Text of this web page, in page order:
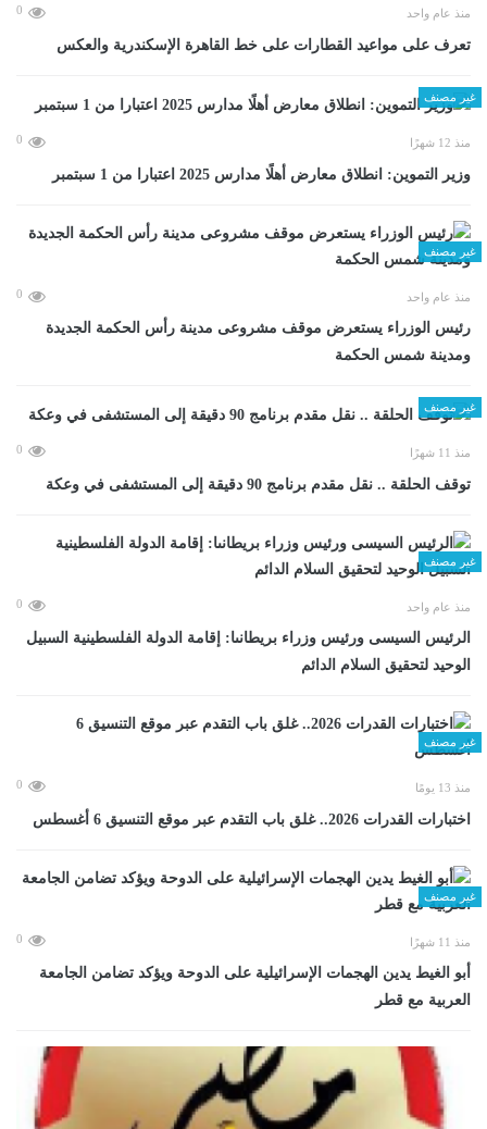
منذ عام واحد 0
تعرف على مواعيد القطارات على خط القاهرة الإسكندرية والعكس
غير مصنف
منذ 12 شهرًا 0
وزير التموين: انطلاق معارض أهلًا مدارس 2025 اعتبارا من 1 سبتمبر
غير مصنف
منذ عام واحد 0
رئيس الوزراء يستعرض موقف مشروعى مدينة رأس الحكمة الجديدة
ومدينة شمس الحكمة
غير مصنف
منذ 11 شهرًا 0
توقف الحلقة .. نقل مقدم برنامج 90 دقيقة إلى المستشفى في وعكة
غير مصنف
منذ عام واحد 0
الرئيس السيسى ورئيس وزراء بريطانىا: إقامة الدولة الفلسطينية السبيل
الوحيد لتحقيق السلام الدائم
غير مصنف
منذ 13 يومًا 0
اختبارات القدرات 2026.. غلق باب التقدم عبر موقع التنسيق 6 أغسطس
غير مصنف
منذ 11 شهرًا 0
أبو الغيط يدين الهجمات الإسرائيلية على الدوحة ويؤكد تضامن الجامعة
العربية مع قطر